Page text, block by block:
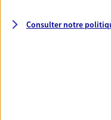
confiance et de
Consulter notre